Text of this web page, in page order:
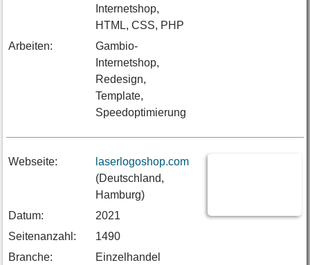
Internetshop,
HTML, CSS, PHP
Arbeiten:
Gambio-
Internetshop,
Redesign,
Template,
Speedoptimierung
Webseite:
laserlogoshop.com
(Deutschland,
Hamburg)
Datum:
2021
Seitenanzahl:
1490
Branche:
Einzelhandel